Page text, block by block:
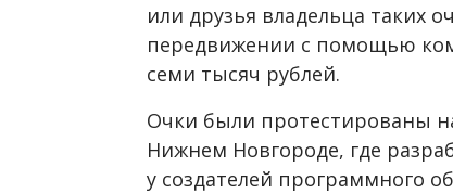
или друзья владельца таких
передвижении с помощью
семи тысяч рублей.
Очки были протестированы
Нижнем Новгороде, где
у создателей программного